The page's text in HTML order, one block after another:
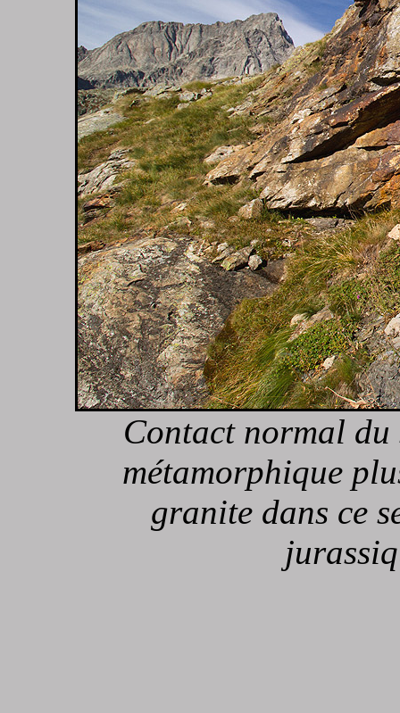
Contact normal du
métamorphique
granite dans ce